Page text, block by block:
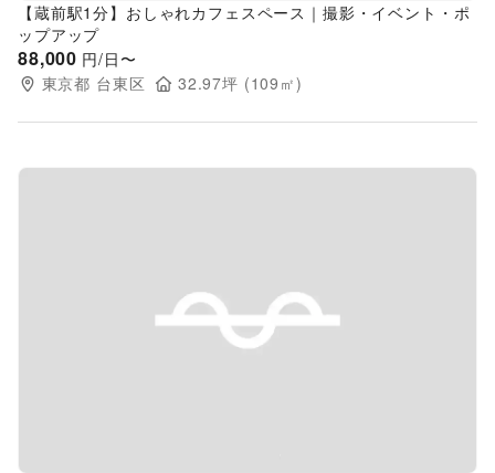
【蔵前駅1分】おしゃれカフェスペース｜撮影・イベント・ポ
ップアップ
88,000 円/日〜
東京都 台東区 32.97坪 (109 ㎡)
Previous slide